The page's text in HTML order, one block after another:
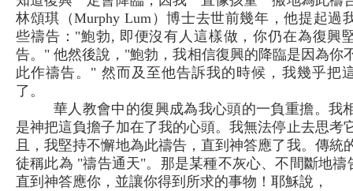
林頌琪（Murphy Lum）博士去世前幾年，他提起過
些禱告："鮑勃, 即便沒有人這樣做，你仍在為復興
告。" 他然後說，"鮑勃，我相信復興的降臨是因為你
此作禱告。" 然而及至他告訴我的時候，我幾乎把
了。
華人教會中的復興成為我心頭的一負重擔。我
是神把這負擔子加在了我的心頭。我無法停止去思考
且，我堅持不懈地為此禱告，直到神答應了我。傳統
徒稱此為 "禱告通天"。那是某種不灰心、不間斷地
直到神答應你，並讓你得到所求的事物！耶穌說，